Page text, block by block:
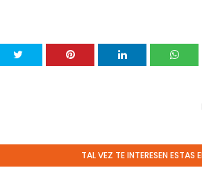
TAL VEZ TE INTERESEN ESTAS